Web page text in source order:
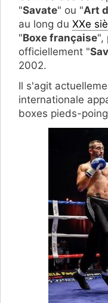
"Savate" ou "Art
au long du XXe
"Boxe française",
officiellement "
2002.
Il s'agit
internationale
boxes pieds-